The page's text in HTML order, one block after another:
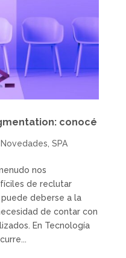
conocé
Novedades SPA
nos
de reclutar
deberse a la
de contar con
En Tecnología